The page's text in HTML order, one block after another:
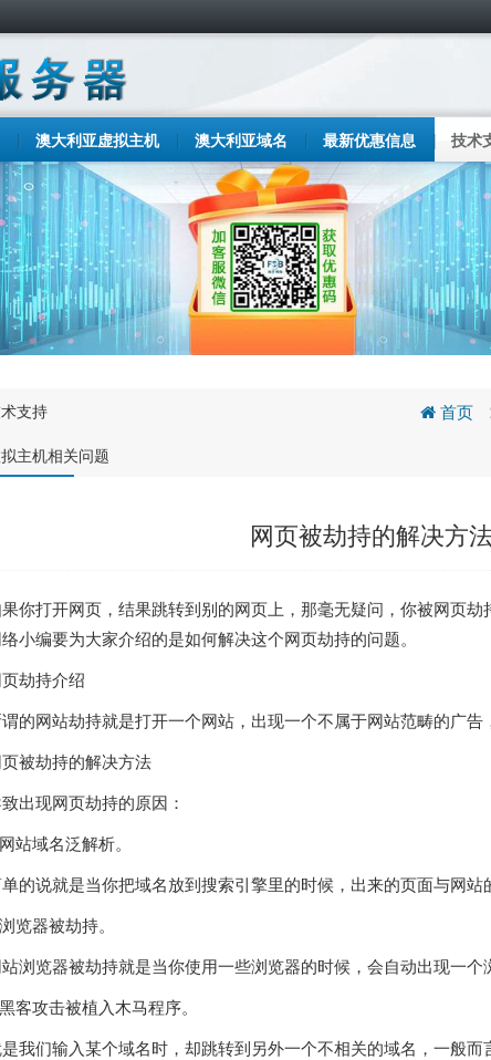
澳大利亚虚拟主机 澳大利亚域名 最新优惠信息 技术
支持
主机相关问题
首页
网页被劫持的解决方
你打开网页，结果跳转到别的网页上，那毫无疑问，你被网页
小编要为大家介绍的是如何解决这个网页劫持的问题。
劫持介绍
谓的网站劫持就是打开一个网站，出现一个不属于网站范畴的广告
被劫持的解决方法
出现网页劫持的原因：
站域名泛解析。
的说就是当你把域名放到搜索引擎里的时候，出来的页面与网站
览器被劫持。
浏览器被劫持就是当你使用一些浏览器的时候，会自动出现一个
客攻击被植入木马程序。
我们输入某个域名时，却跳转到另外一个不相关的域名，一般而